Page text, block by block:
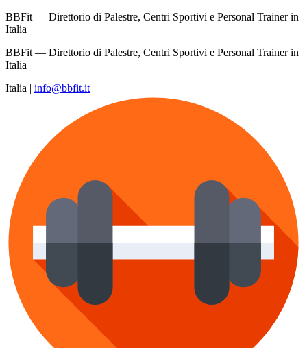
BBFit — Direttorio di Palestre, Centri Sportivi e Personal Trainer in
Italia
BBFit — Direttorio di Palestre, Centri Sportivi e Personal Trainer in
Italia
Italia | info@bbfit.it